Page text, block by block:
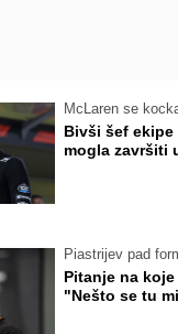
McLaren se
Bivši šef
mogla završiti
Piastrijev pad
Pitanje na
"Nešto se tu